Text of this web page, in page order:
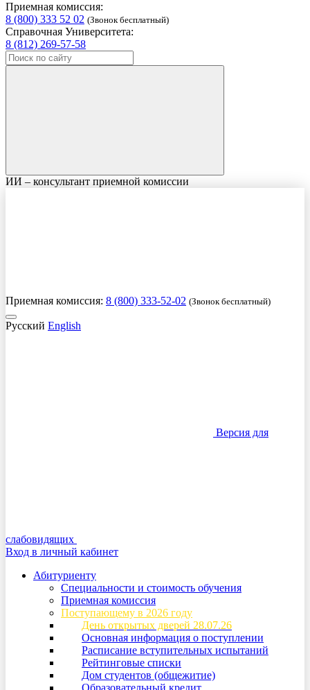
Приемная комиссия:
8 (800) 333 52 02 (Звонок бесплатный)
Справочная Университета:
8 (812) 269-57-58
ИИ – консультант приемной комиссии
Приемная комиссия: 8 (800) 333-52-02 (Звонок бесплатный)
Русский English
Версия для
слабовидящих
Вход в личный кабинет
Абитуриенту
Специальности и стоимость обучения
Приемная комиссия
Поступающему в 2026 году
День открытых дверей 28.07.26
Основная информация о поступлении
Расписание вступительных испытаний
Рейтинговые списки
Дом студентов (общежитие)
Образовательный кредит